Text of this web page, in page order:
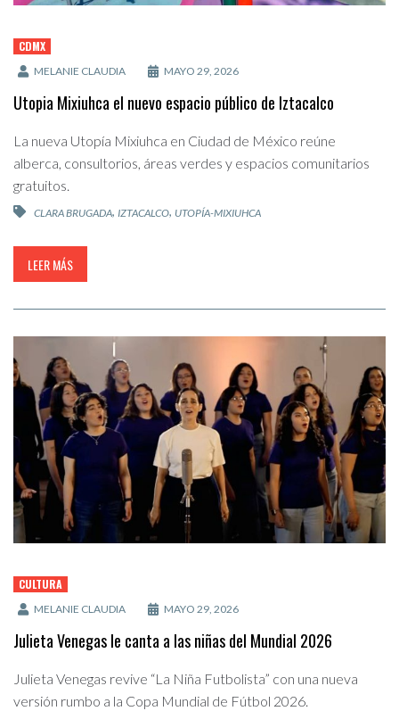
CDMX
MELANIE CLAUDIA MAYO 29, 2026
Utopia Mixiuhca el nuevo espacio público de Iztacalco
La nueva Utopía Mixiuhca en Ciudad de México reúne
alberca, consultorios, áreas verdes y espacios comunitarios
gratuitos.
CLARA BRUGADA, IZTACALCO, UTOPÍA-MIXIUHCA
LEER MÁS
CULTURA
MELANIE CLAUDIA MAYO 29, 2026
Julieta Venegas le canta a las niñas del Mundial 2026
Julieta Venegas revive “La Niña Futbolista” con una nueva
versión rumbo a la Copa Mundial de Fútbol 2026.